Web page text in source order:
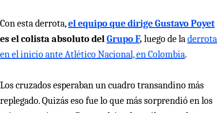
Con esta derrota,el equipo que dirige Gustavo Poyet
es el colista absoluto delGrupo F, luego de laderrota
en el inicio ante Atlético Nacional, en Colombia.
Los cruzados esperaban un cuadro transandino más
replegado. Quizás eso fue lo que más sorprendió en los